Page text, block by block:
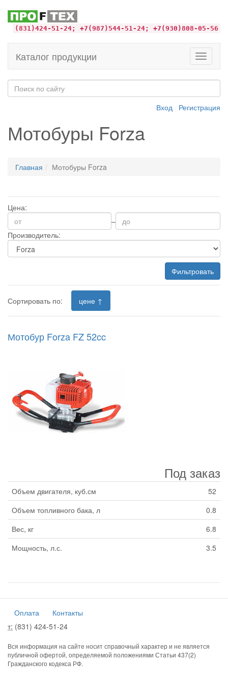
(831)424-51-24; +7(987)544-51-24; +7(930)808-05-56
Toggle
Каталог продукции
Вход Регистрация
Мотобуры Forza
Главная Мотобуры Forza
Цена:
–
Производитель:
Фильтровать
Сортировать по: цене ↑
Мотобур Forza FZ 52cc
Под заказ
Объем двигателя, куб.см
52
Объем топливного бака, л
0.8
Вес, кг
6.8
Мощность, л.с.
3.5
Оплата
Контакты
т: (831) 424-51-24
Вся информация на сайте носит справочный характер и не является
публичной офертой, определяемой положениями Статьи 437(2)
Гражданского кодекса РФ.